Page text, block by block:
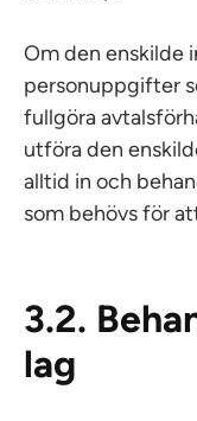
Om den enskilde
personuppgifter
fullgöra
utföra den
alltid in och
som behövs för
3.2.
lag